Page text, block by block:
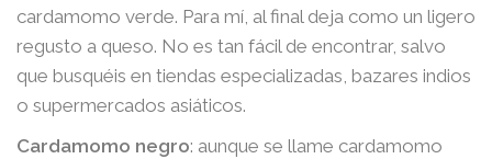
cardamomo verde. Para mí, al final deja como un ligero
regusto a queso. No es tan fácil de encontrar, salvo
que busquéis en tiendas especializadas, bazares indios
o supermercados asiáticos.
Cardamomo negro: aunque se llame cardamomo